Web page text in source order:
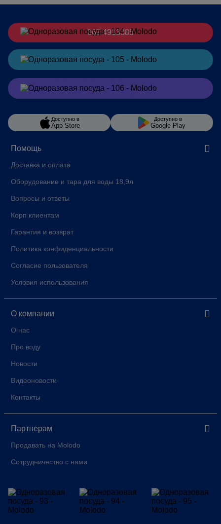
Помощь
Доставка и оплата
Оборудование и тара для воды 18,9л
Вопросы и ответы
Корп клиентам
Гарантия и возврат
Политика конфиденциальности
Согласие пользователя
Условия использования
О компании
О нас
Про воду
Новости
Видеоновости
Контакты
Партнерам
Продавать на Molodo
Сотрудничество с нами
067 4913385
Заказатьв Telegram
Заказатьв Viber
Доступно в
App Store
Доступно в
Google Play